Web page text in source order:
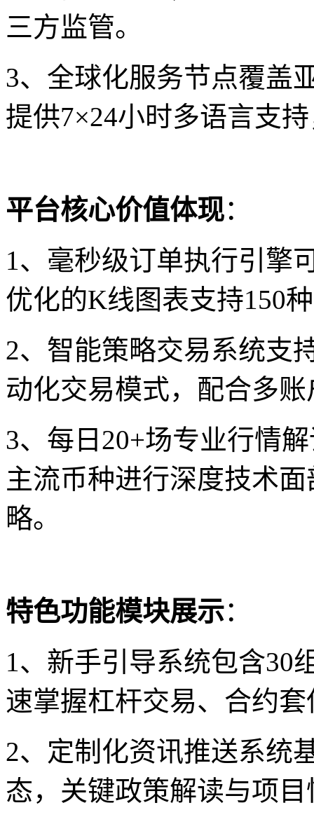
三方监管。
3、全球化服务节点覆盖
提供7×24小时多语言支
平台核心价值体现：
1、毫秒级订单执行引擎
优化的K线图表支持150
2、智能策略交易系统支
动化交易模式，配合多
3、每日20+场专业行情
主流币种进行深度技术
略。
特色功能模块展示：
1、新手引导系统包含30
速掌握杠杆交易、合约
2、定制化资讯推送系统
态，关键政策解读与项